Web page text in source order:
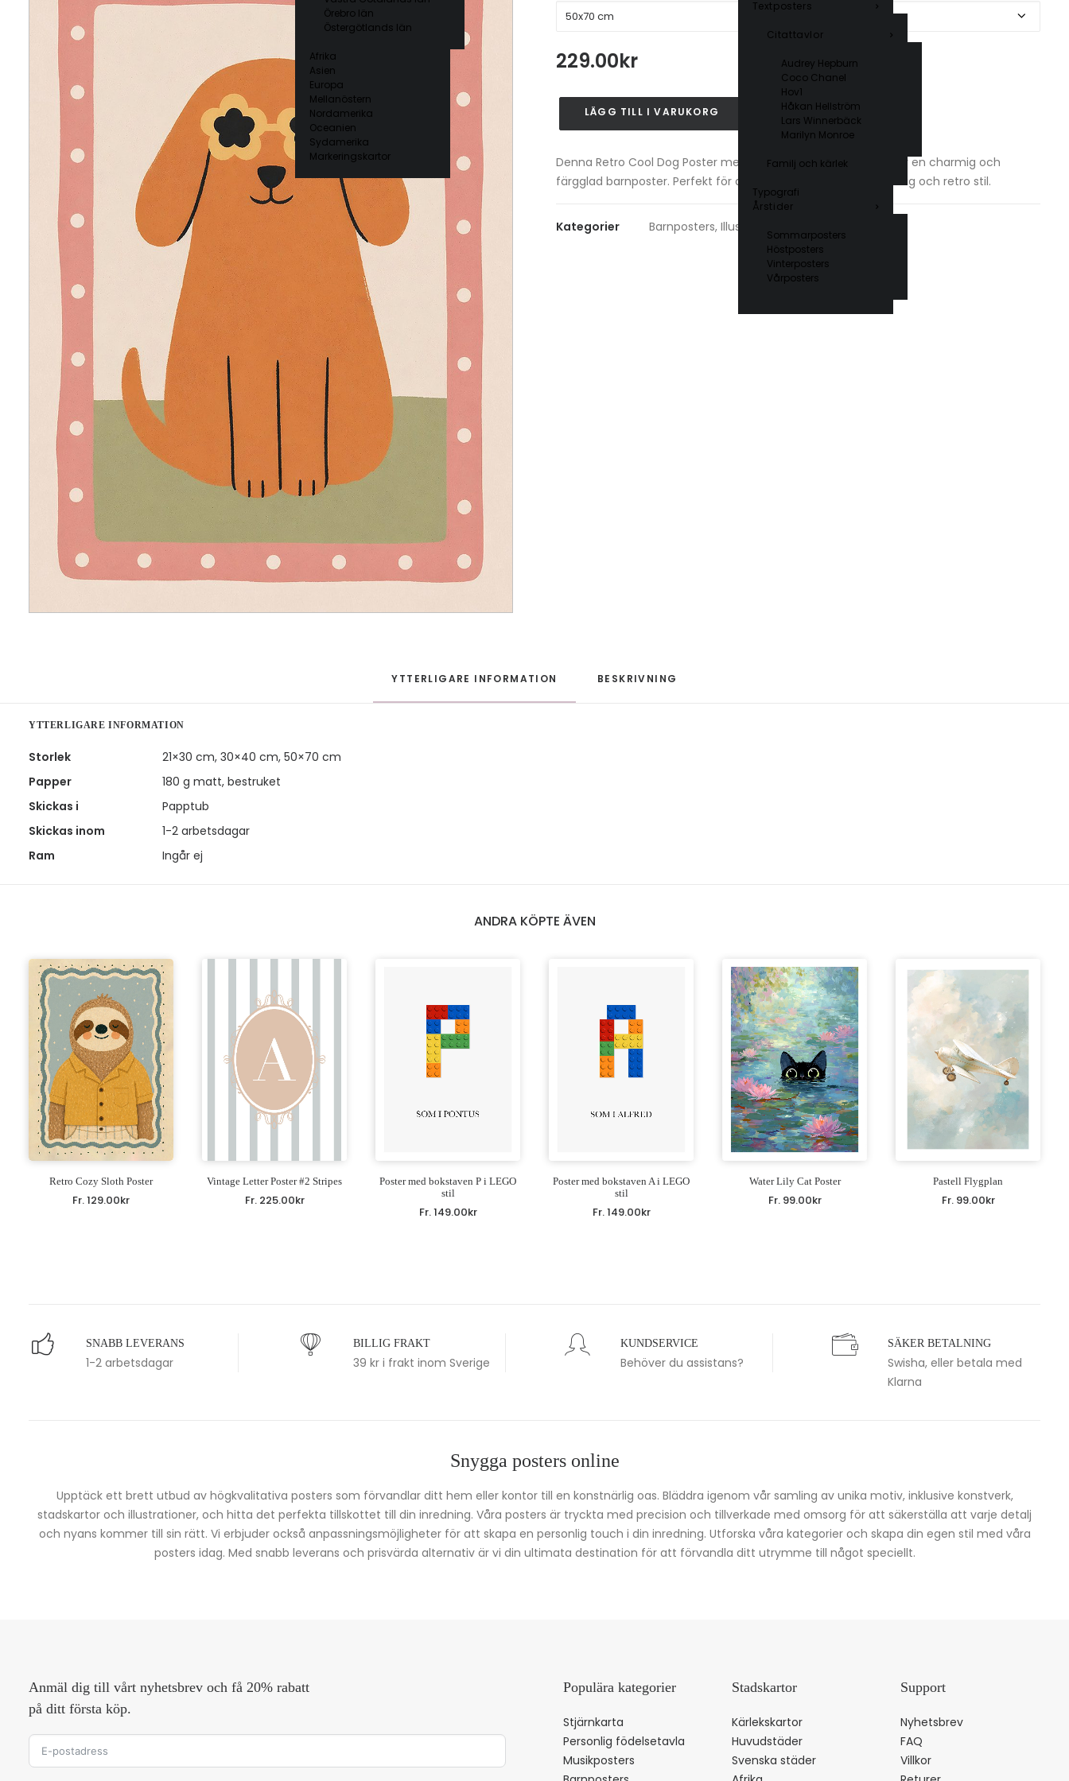
Örebro län
Östergötlands län
Afrika
Asien
Europa
Mellanöstern
Nordamerika
Oceanien
Sydamerika
Markeringskartor
Textposters
Citattavlor
Audrey Hepburn
Coco Chanel
Hov1
Håkan Hellström
Lars Winnerbäck
Marilyn Monroe
Familj och kärlek
Typografi
Årstider
Sommarposters
Höstposters
Vinterposters
Vårposters
229.00kr
Cool
Poster
mängd
LÄGG TILL I VARUKORG
Denna Retro Cool Dog Poster med hjärtformade solglasögon är en charmig och
färgglad barnposter. Perfekt för att ge barnrummet en personlig och retro stil.
Kategorier Barnposters, Illustrerade djur
YTTERLIGARE INFORMATION BESKRIVNING
YTTERLIGARE INFORMATION
Storlek
21×30 cm, 30×40 cm, 50×70 cm
Papper
180 g matt, bestruket
Skickas i
Papptub
Skickas inom
1-2 arbetsdagar
Ram
Ingår ej
ANDRA KÖPTE ÄVEN
Retro Cozy Sloth Poster
Fr.129.00kr
Vintage Letter Poster #2 Stripes
Fr. 225.00kr
Poster med bokstaven P i LEGO
stil
Fr.149.00kr
Poster med bokstaven A i LEGO
stil
Fr.149.00kr
Water Lily Cat Poster
Fr. 99.00kr
Pastell Flygplan
Fr. 99.00kr
SNABB LEVERANS
1-2 arbetsdagar
BILLIG FRAKT
39 kr i frakt inom Sverige
KUNDSERVICE
Behöver du assistans?
SÄKER BETALNING
Swisha, eller betala med
Klarna
Snygga posters online
Upptäck ett brett utbud av högkvalitativa posters som förvandlar ditt hem eller kontor till en konstnärlig oas. Bläddra igenom vår samling av unika motiv, inklusive konstverk,
stadskartor och illustrationer, och hitta det perfekta tillskottet till din inredning. Våra posters är tryckta med precision och tillverkade med omsorg för att säkerställa att varje detalj
och nyans kommer till sin rätt. Vi erbjuder också anpassningsmöjligheter för att skapa en personlig touch i din inredning. Utforska våra kategorier och skapa din egen stil med våra
posters idag. Med snabb leverans och prisvärda alternativ är vi din ultimata destination för att förvandla ditt utrymme till något speciellt.
Anmäl dig till vårt nyhetsbrev och få 20% rabatt
på ditt första köp.
Populära kategorier
Stjärnkarta
Personlig födelsetavla
Musikposters
Stadskartor
Kärlekskartor
Huvudstäder
Svenska städer
Support
Nyhetsbrev
FAQ
Villkor